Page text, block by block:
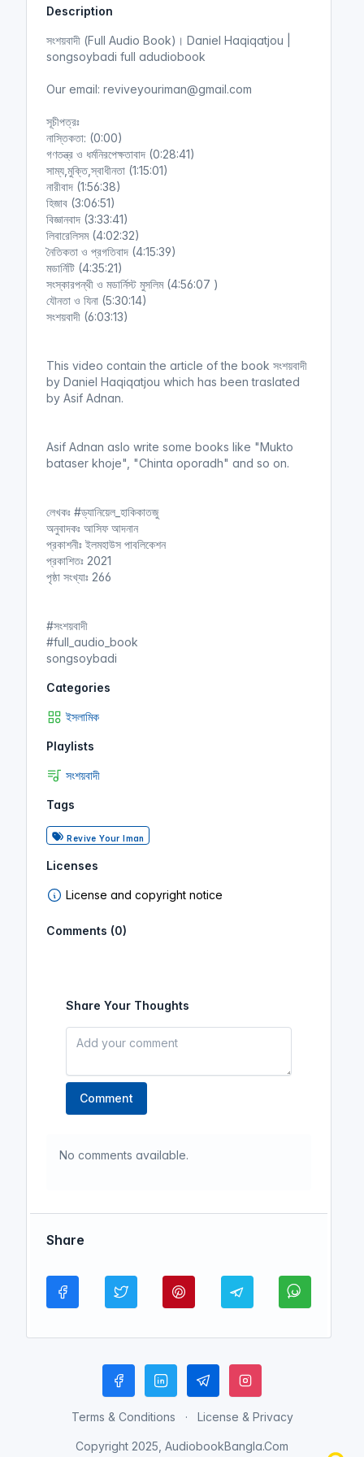
g
Description
সংশয়বাদী (Full Audio Book)। Daniel Haqiqatjou |
songsoybadi full adudiobook
Our email: reviveyouriman@gmail.com
সূচীপত্রঃ
নাস্তিকতা: (0:00)
গণতন্ত্র ও ধর্মনিরপেক্ষতাবাদ (0:28:41)
সাম্য,মুক্তি,স্বাধীনতা (1:15:01)
নারীবাদ (1:56:38)
হিজাব (3:06:51)
বিজ্ঞানবাদ (3:33:41)
লিবারেলিসম (4:02:32)
নৈতিকতা ও প্রগতিবাদ (4:15:39)
মডার্নিটি (4:35:21)
সংস্কারপন্থী ও মডার্নিস্ট মুসলিম (4:56:07 )
যৌনতা ও যিনা (5:30:14)
সংশয়বাদী (6:03:13)
This video contain the article of the book সংশয়বাদী
by Daniel Haqiqatjou which has been traslated
by Asif Adnan.
Asif Adnan aslo write some books like "Mukto
bataser khoje", "Chinta oporadh" and so on.
লেখকঃ #ড্যানিয়েল_হাকিকাতজু
অনুবাদকঃ আসিফ আদনান
প্রকাশনীঃ ইলমহাউস পাবলিকেশন
প্রকাশিতঃ 2021
পৃষ্ঠা সংখ্যাঃ 266
#সংশয়বাদী
#full_audio_book
songsoybadi
Categories
ইসলামিক
Playlists
সংশয়বাদী
Tags
Revive Your Iman
Licenses
License and copyright notice
Comments (0)
Share Your Thoughts
Comment
No comments available.
Share
Terms & Conditions License & Privacy
Copyright 2025, AudiobookBangla.Com